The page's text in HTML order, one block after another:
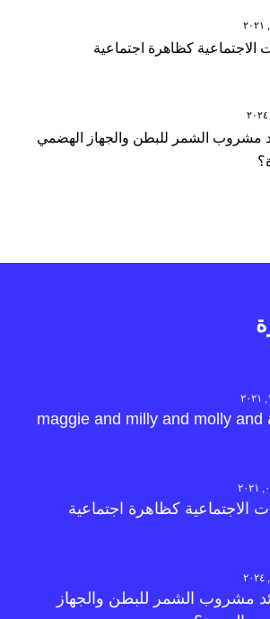
الاجتماعية كظاهرة اجتماعية
مشروب الشمر للبطن والجهاز الهضمي
قصيدة maggie and milly and molly and
الاجتماعية كظاهرة اجتماعية
مشروب الشمر للبطن والجهاز